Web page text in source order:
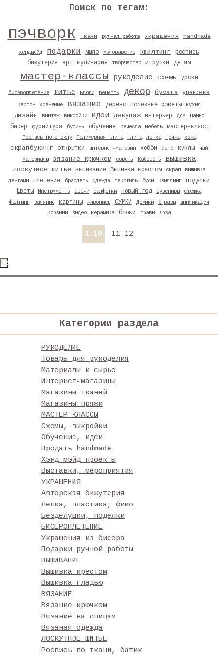
Поиск по тегам:
пэчворк ткани ручная работа украшения handmade
хендмейд подарки мыло мыловарение квилтинг
роспись
бижутерия
арт кулинария творчество игрушки детям
мастер-классы рукоделие схемы уроки
бисероплетение шитье Блоги рецепты декор бумага упаковка
картон хранение вязание дерево полезные советы кухня
дизайн винтаж выкройки идеи декупаж интерьер дом Панно
бисер фурнитура бусины обучение ремесла Мебель мастер-класс
Роспись по стеклу Полимерная глина глина лепка пряжа кожа
скрапбукинг открытки интернет-магазин хобби фетр куклы
чай
материалы
вязание крючком советы Кабошоны вышивка
лоскутное шитье вышивание Вышивка крестом скрап
вышивка
лентами
плетение браслеты Одежда текстиль бусы квиллинг
поделки
Цветы
Инструменты свечи салфетки новый год сувениры
стежка
фелтинг
валяние картины живопись СУМКИ Домики стразы
аппликация
корзины
видео керамика блоки травы Лоза
1-10 11-12
Категории раздела
РУКОДЕЛИЕ
Товары для рукоделия
Материалы и сырье
Интернет-магазины
Магазины тканей
Магазины пряжи
МАСТЕР-КЛАССЫ
Схемы, выкройки
Обучение, идеи
Продать handmade
Хэнд мэйд проекты
Выставки, мероприятия
УКРАШЕНИЯ
Авторская бижутерия
Лепка, пластика, фимо
Безделушки, поделки
БИСЕРОПЛЕТЕНИЕ
Украшения из бисера
Подарки ручной работы
ВЫШИВАНИЕ
Вышивка крестом
Вышивка гладью
ВЯЗАНИЕ
Вязание крючком
Вязание на спицах
Вязаная одежда
ЛОСКУТНОЕ ШИТЬЕ
Роспись по ткани, батик